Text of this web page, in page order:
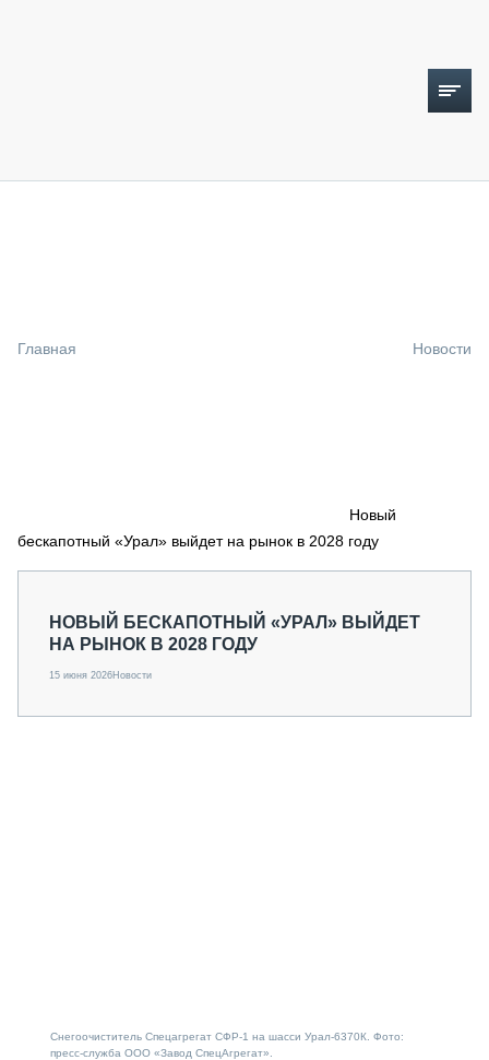
СПЕЦПРОЕКТЫ
О ПРОЕКТЕ
Главная Новости
Новый
бескапотный «Урал» выйдет на рынок в 2028 году
НОВЫЙ БЕСКАПОТНЫЙ «УРАЛ» ВЫЙДЕТ
НА РЫНОК В 2028 ГОДУ
15 июня 2026Новости
Снегоочиститель Спецагрегат СФР-1 на шасси Урал-6370К. Фото:
пресс-служба ООО «Завод СпецАгрегат».